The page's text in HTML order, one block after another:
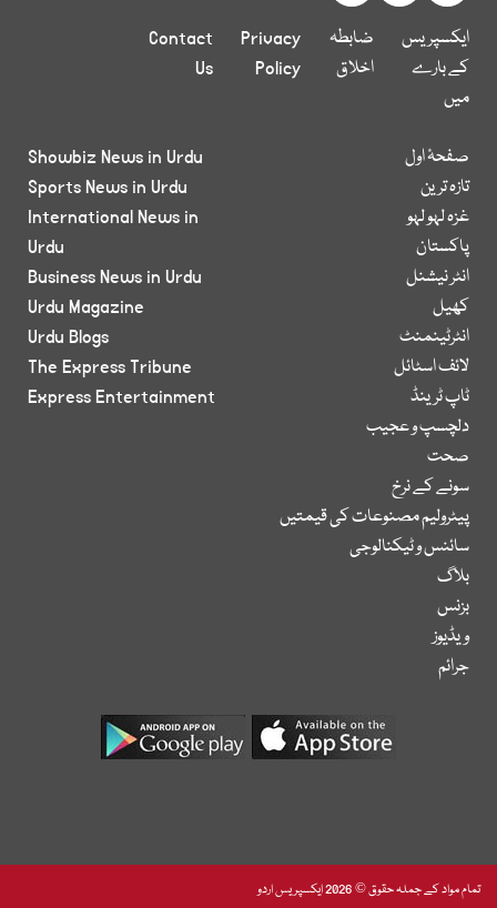
ایکسپریس
کے بارے
میں
ضابطہ
اخلاق
Privacy
Policy
Contact
Us
صفحۂ اول
تازہ ترین
غزہ لہو لہو
پاکستان
انٹر نیشنل
کھیل
انٹرٹینمنٹ
لائف اسٹائل
ٹاپ ٹرینڈ
دلچسپ و عجیب
صحت
سونے کے نرخ
پیٹرولیم مصنوعات کی قیمتیں
سائنس و ٹیکنالوجی
بلاگ
بزنس
ویڈیوز
جرائم
Showbiz News in Urdu
Sports News in Urdu
International News in
Urdu
Business News in Urdu
Urdu Magazine
Urdu Blogs
The Express Tribune
Express Entertainment
تمام مواد کے جملہ حقوق © 2026 ایکسپریس اردو